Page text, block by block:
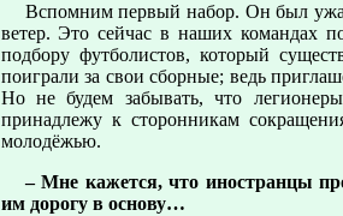
Вспомним первый набор. Он был
ветер. Это сейчас в наших командах
подбору футболистов, который
поиграли за свои сборные; ведь
Но не будем забывать, что
принадлежу к сторонникам
молодёжью.
– Мне кажется, что иностранцы
им дорогу в основу…